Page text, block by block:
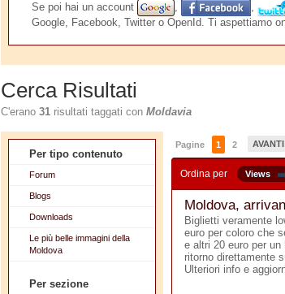
Se poi hai un account
, ,
Google, Facebook, Twitter o OpenId. Ti aspettiamo
Cerca Risultati
C'erano 31 risultati taggati con Moldavia
Per tipo contenuto
Forum
Blogs
Downloads
Le più belle immagini della
Moldova
Per sezione
Pagine 1 2 AVANTI
Ordina per Views
Moldova,
Biglietti veramente
euro per coloro che
e altri 20 euro per
ritorno direttamente
Ulteriori info e